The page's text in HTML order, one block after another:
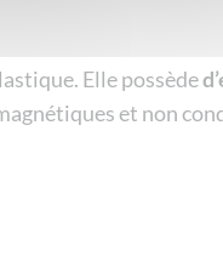
Elle possède
et non